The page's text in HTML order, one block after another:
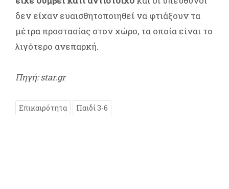
δεν είχαν ευαισθητοποιηθεί να φτιάξουν τα
μέτρα προστασίας στον χώρο, τα οποία είναι το
λιγότερο ανεπαρκή.
Πηγή: star.gr
Επικαιρότητα Παιδί 3-6